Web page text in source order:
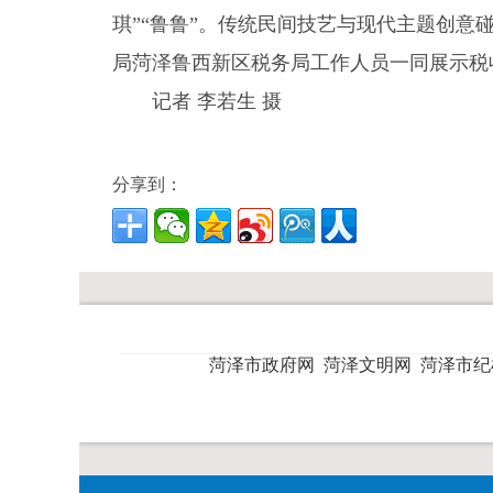
琪”“鲁鲁”。传统民间技艺与现代主题创意
局菏泽鲁西新区税务局工作人员一同展示
记者 李若生 摄
分享到：
菏泽市政府网 菏泽文明网 菏泽市